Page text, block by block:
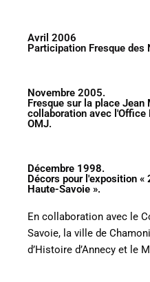
Avril 2006
Participation Fresque
Novembre 2005.
Fresque sur la place Jean
collaboration avec l'Office
OMJ.
Décembre 1998.
Décors pour l'exposition
Haute-Savoie ».
En collaboration avec le
Savoie, la ville de
d’Histoire d’Annecy et le